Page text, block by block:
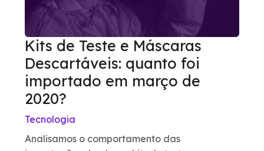
Kits de Teste e Máscaras
Descartáveis: quanto foi
importado em março de
2020?
Tecnologia
Analisamos o comportamento das